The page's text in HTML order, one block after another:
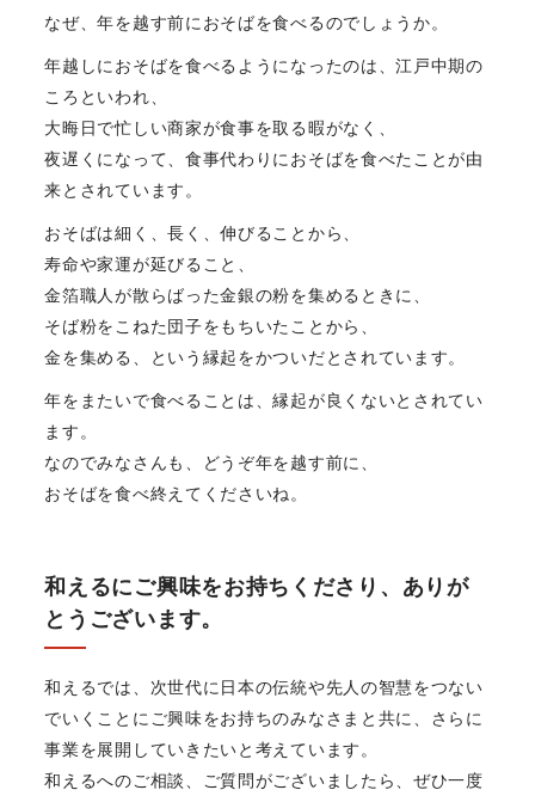
なぜ、年を越す前におそばを食べるのでしょうか。
年越しにおそばを食べるようになったのは、江戸中期の
ころといわれ、
大晦日で忙しい商家が食事を取る暇がなく、
夜遅くになって、食事代わりにおそばを食べたことが由
来とされています。
おそばは細く、長く、伸びることから、
寿命や家運が延びること、
金箔職人が散らばった金銀の粉を集めるときに、
そば粉をこねた団子をもちいたことから、
金を集める、という縁起をかついだとされています。
年をまたいで食べることは、縁起が良くないとされてい
ます。
なのでみなさんも、どうぞ年を越す前に、
おそばを食べ終えてくださいね。
和えるにご興味をお持ちくださり、ありが
とうございます。
和えるでは、次世代に日本の伝統や先人の智慧をつない
でいくことにご興味をお持ちのみなさまと共に、さらに
事業を展開していきたいと考えています。
和えるへのご相談、ご質問がございましたら、ぜひ一度